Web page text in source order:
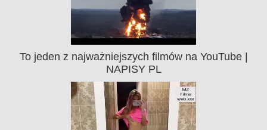
To jeden z najważniejszych filmów na YouTube |
NAPISY PL